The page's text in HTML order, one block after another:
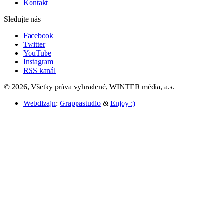
Kontakt
Sledujte nás
Facebook
Twitter
YouTube
Instagram
RSS kanál
© 2026, Všetky práva vyhradené, WINTER média, a.s.
Webdizajn: Grappastudio & Enjoy :)